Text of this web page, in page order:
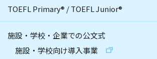
TOEFL Primary® /TOEFL Junior®
施設・学校・企業での公文式
施設・学校向け導入事業